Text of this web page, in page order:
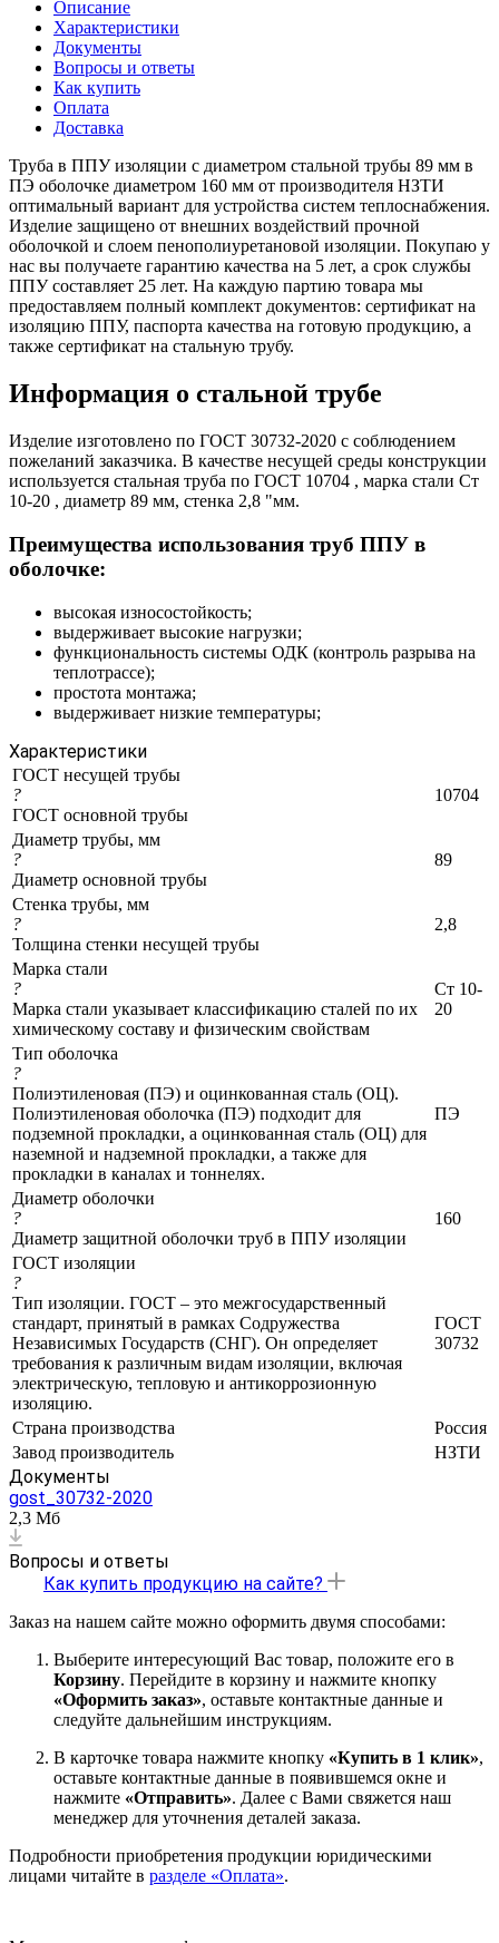
Описание
Характеристики
Документы
Вопросы и ответы
Как купить
Оплата
Доставка
Труба в ППУ изоляции с диаметром стальной трубы 89 мм в
ПЭ оболочке диаметром 160 мм от производителя НЗТИ
оптимальный вариант для устройства систем теплоснабжения.
Изделие защищено от внешних воздействий прочной
оболочкой и слоем пенополиуретановой изоляции. Покупаю у
нас вы получаете гарантию качества на 5 лет, а срок службы
ППУ составляет 25 лет. На каждую партию товара мы
предоставляем полный комплект документов: сертификат на
изоляцию ППУ, паспорта качества на готовую продукцию, а
также сертификат на стальную трубу.
Информация о стальной трубе
Изделие изготовлено по ГОСТ 30732-2020 с соблюдением
пожеланий заказчика. В качестве несущей среды конструкции
используется стальная труба по ГОСТ 10704 , марка стали Ст
10-20 , диаметр 89 мм, стенка 2,8 "мм.
Преимущества использования труб ППУ в
оболочке:
высокая износостойкость;
выдерживает высокие нагрузки;
функциональность системы ОДК (контроль разрыва на
теплотрассе);
простота монтажа;
выдерживает низкие температуры;
Характеристики
ГОСТ несущей трубы
?
ГОСТ основной трубы
10704
Диаметр трубы, мм
?
Диаметр основной трубы
89
Стенка трубы, мм
?
Толщина стенки несущей трубы
2,8
Марка стали
?
Марка стали указывает классификацию сталей по их
химическому составу и физическим свойствам
Ст 10-
20
Тип оболочка
?
Полиэтиленовая (ПЭ) и оцинкованная сталь (ОЦ).
Полиэтиленовая оболочка (ПЭ) подходит для
подземной прокладки, а оцинкованная сталь (ОЦ) для
наземной и надземной прокладки, а также для
прокладки в каналах и тоннелях.
ПЭ
Диаметр оболочки
?
Диаметр защитной оболочки труб в ППУ изоляции
160
ГОСТ изоляции
?
Тип изоляции. ГОСТ – это межгосударственный
стандарт, принятый в рамках Содружества
Независимых Государств (СНГ). Он определяет
требования к различным видам изоляции, включая
электрическую, тепловую и антикоррозионную
изоляцию.
ГОСТ
30732
Страна производства
Россия
Завод производитель
НЗТИ
Документы
gost_30732-2020
2,3 Мб
Вопросы и ответы
Как купить продукцию на сайте?
Заказ на нашем сайте можно оформить двумя способами:
Выберите интересующий Вас товар, положите его в
Корзину. Перейдите в корзину и нажмите кнопку
«Оформить заказ», оставьте контактные данные и
следуйте дальнейшим инструкциям.
В карточке товара нажмите кнопку «Купить в 1 клик»,
оставьте контактные данные в появившемся окне и
нажмите «Отправить». Далее с Вами свяжется наш
менеджер для уточнения деталей заказа.
Подробности приобретения продукции юридическими
лицами читайте в разделе «Оплата».